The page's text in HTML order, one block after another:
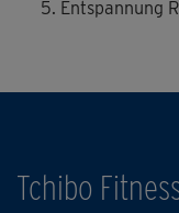
Entspannung
Tchibo